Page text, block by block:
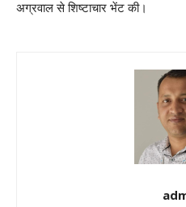
अग्रवाल से शिष्टाचार भेंट की।